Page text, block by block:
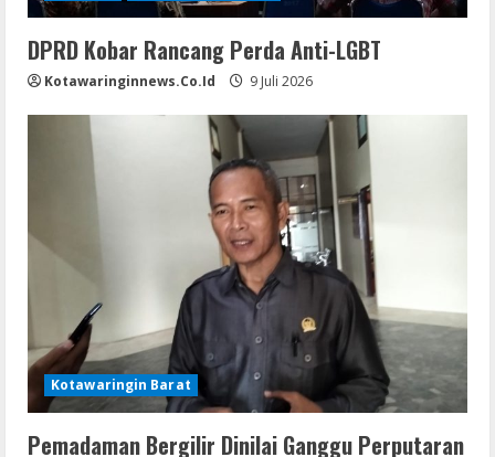
DPRD Kobar Rancang Perda Anti-LGBT
Kotawaringinnews.co.id 9 Juli 2026
Kotawaringin Barat
Pemadaman Bergilir Dinilai Ganggu Perputaran